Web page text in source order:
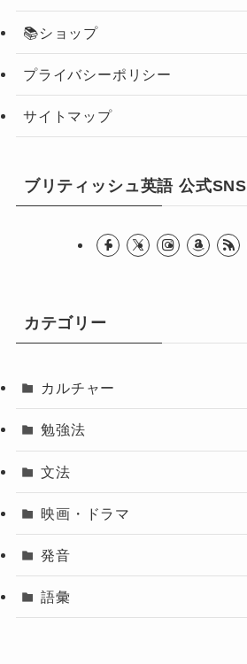
📚ショップ
プライバシーポリシー
サイトマップ
ブリティッシュ英語 公式SNS
カテゴリー
カルチャー
勉強法
文法
映画・ドラマ
発音
語彙